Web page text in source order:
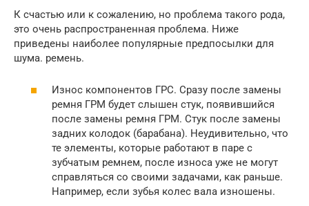
К счастью или к сожалению, но проблема такого рода,
это очень распространенная проблема. Ниже
приведены наиболее популярные предпосылки для
шума. ремень.
Износ компонентов ГРС. Сразу после замены
ремня ГРМ будет слышен стук, появившийся
после замены ремня ГРМ. Стук после замены
задних колодок (барабана). Неудивительно, что
те элементы, которые работают в паре с
зубчатым ремнем, после износа уже не могут
справляться со своими задачами, как раньше.
Например, если зубья колес вала изношены.